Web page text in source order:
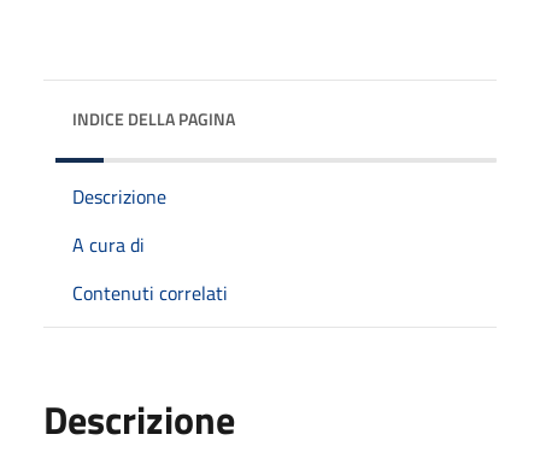
INDICE DELLA PAGINA
Descrizione
A cura di
Contenuti correlati
Descrizione